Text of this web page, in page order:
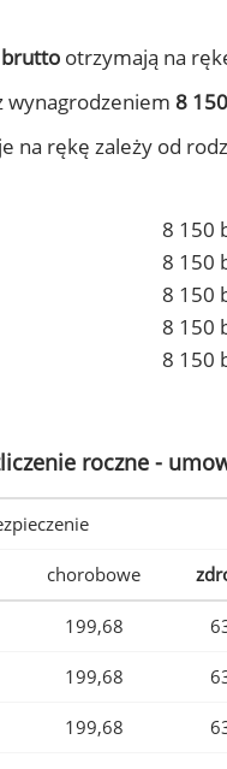
brutto otrzymają na
wynagrodzeniem 8
rękę zależy od
8 150
8 150
8 150
8 150
8 150
roczne -
chorobowe
199,68
199,68
199,68